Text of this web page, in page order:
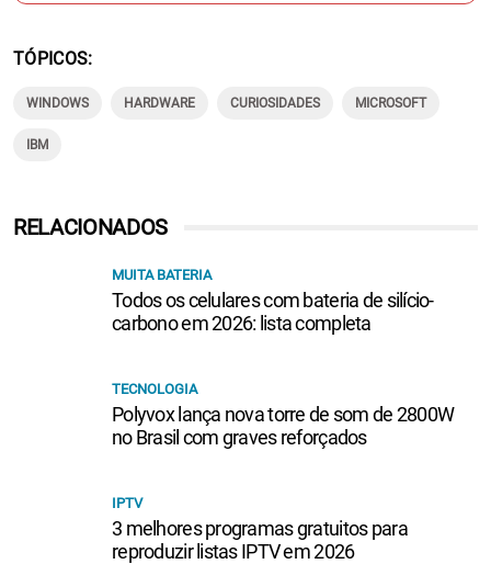
TÓPICOS
WINDOWS HARDWARE CURIOSIDADES MICROSOFT
IBM
RELACIONADOS
MUITA BATERIA
Todos os celulares com bateria de silício-
carbono em 2026: lista completa
TECNOLOGIA
Polyvox lança nova torre de som de 2800W
no Brasil com graves reforçados
IPTV
3 melhores programas gratuitos para
reproduzir listas IPTV em 2026